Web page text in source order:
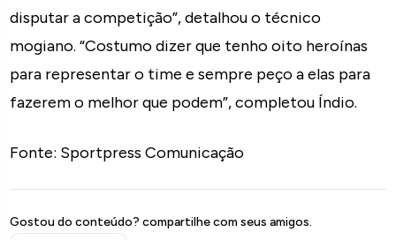
disputar a competição”, detalhou o técnico
mogiano. “Costumo dizer que tenho oito heroínas
para representar o time e sempre peço a elas para
fazerem o melhor que podem”, completou Índio.
Fonte: Sportpress Comunicação
Gostou do conteúdo? compartilhe com seus amigos.